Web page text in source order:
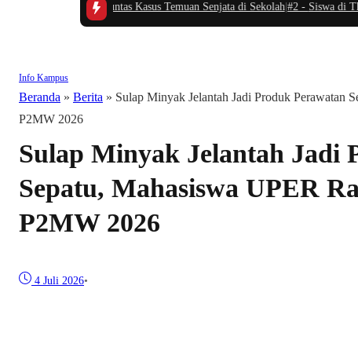
Minta Polisi Usut Tuntas Kasus Temuan Senjata di Sekolah|#2 -Siswa di
Info Kampus
Beranda » Berita » Sulap Minyak Jelantah Jadi Produk Perawatan
P2MW 2026
Sulap Minyak Jelantah Jadi
Sepatu, Mahasiswa UPER
P2MW 2026
4 Juli 2026•